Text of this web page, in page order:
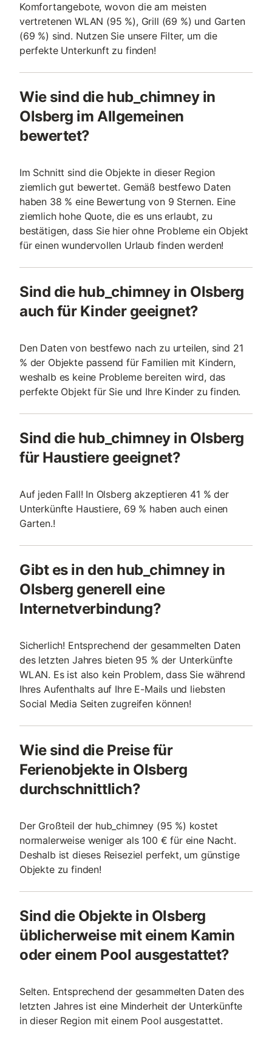
Komfortangebote, wovon die am meisten
vertretenen WLAN (95 %), Grill (69 %) und Garten
(69 %) sind. Nutzen Sie unsere Filter, um die
perfekte Unterkunft zu finden!
Wie sind die hub_chimney in
Olsberg im Allgemeinen
bewertet?
Im Schnitt sind die Objekte in dieser Region
ziemlich gut bewertet. Gemäß bestfewo Daten
haben 38 % eine Bewertung von 9 Sternen. Eine
ziemlich hohe Quote, die es uns erlaubt, zu
bestätigen, dass Sie hier ohne Probleme ein Objekt
für einen wundervollen Urlaub finden werden!
Sind die hub_chimney in Olsberg
auch für Kinder geeignet?
Den Daten von bestfewo nach zu urteilen, sind 21
% der Objekte passend für Familien mit Kindern,
weshalb es keine Probleme bereiten wird, das
perfekte Objekt für Sie und Ihre Kinder zu finden.
Sind die hub_chimney in Olsberg
für Haustiere geeignet?
Auf jeden Fall! In Olsberg akzeptieren 41 % der
Unterkünfte Haustiere, 69 % haben auch einen
Garten.!
Gibt es in den hub_chimney in
Olsberg generell eine
Internetverbindung?
Sicherlich! Entsprechend der gesammelten Daten
des letzten Jahres bieten 95 % der Unterkünfte
WLAN. Es ist also kein Problem, dass Sie während
Ihres Aufenthalts auf Ihre E-Mails und liebsten
Social Media Seiten zugreifen können!
Wie sind die Preise für
Ferienobjekte in Olsberg
durchschnittlich?
Der Großteil der hub_chimney (95 %) kostet
normalerweise weniger als 100 € für eine Nacht.
Deshalb ist dieses Reiseziel perfekt, um günstige
Objekte zu finden!
Sind die Objekte in Olsberg
üblicherweise mit einem Kamin
oder einem Pool ausgestattet?
Selten. Entsprechend der gesammelten Daten des
letzten Jahres ist eine Minderheit der Unterkünfte
in dieser Region mit einem Pool ausgestattet.